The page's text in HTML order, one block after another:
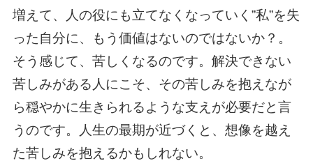
増えて、人の役にも立てなくなっていく”私”を失
った自分に、もう価値はないのではないか？。
そう感じて、苦しくなるのです。解決できない
苦しみがある人にこそ、その苦しみを抱えなが
ら穏やかに生きられるような支えが必要だと言
うのです。人生の最期が近づくと、想像を越え
た苦しみを抱えるかもしれない。